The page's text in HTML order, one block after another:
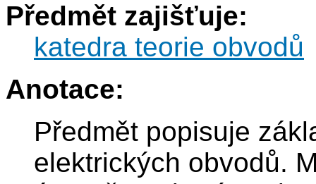
Předmět zajišťuje:
katedra teorie obvodů
Anotace:
Předmět popisuje
elektrických obvodů.